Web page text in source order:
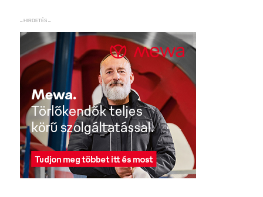
– HIRDETÉS –